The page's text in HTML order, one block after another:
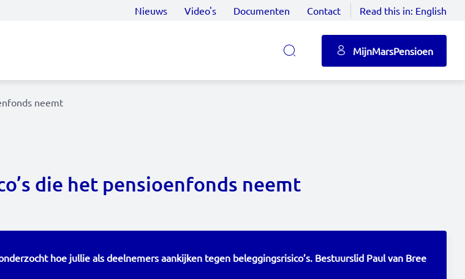
Nieuws Video's Documenten Contact Read this in: English
MijnMarsPensioen
neemt
die het pensioenfonds neemt
hoe jullie als deelnemers aankijken tegen beleggingsrisico’s. Bestuurslid Paul van Bree